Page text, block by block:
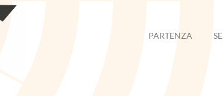
PARTENZA